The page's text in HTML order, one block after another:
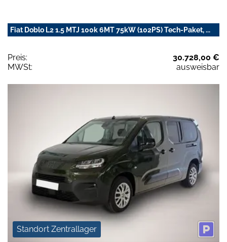
Fiat Doblo L2 1.5 MTJ 100k 6MT 75kW (102PS) Tech-Paket, ...
Preis:
30.728,00 €
MWSt:
ausweisbar
Standort Zentrallager